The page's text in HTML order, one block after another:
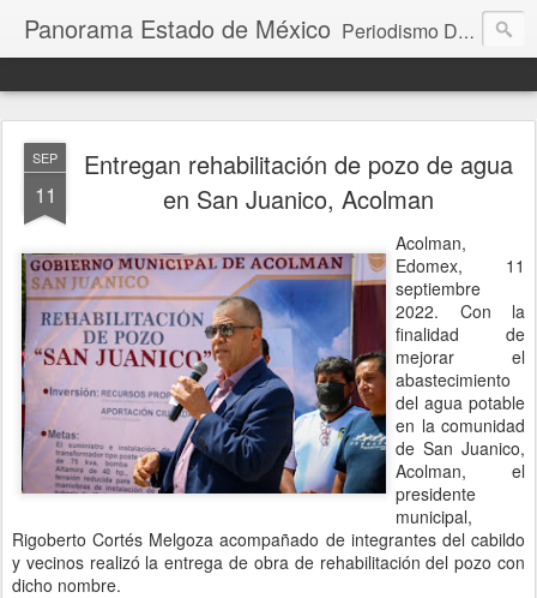
Panorama Estado de México Periodismo Digital
SEP
11
Entregan rehabilitación de pozo de agua
en San Juanico, Acolman
Acolman,
Edomex, 11
septiembre
2022. Con la
finalidad de
mejorar el
abastecimiento
del agua potable
en la comunidad
de San Juanico,
Acolman, el
presidente
municipal,
Rigoberto Cortés Melgoza acompañado de integrantes del cabildo
y vecinos realizó la entrega de obra de rehabilitación del pozo con
dicho nombre.